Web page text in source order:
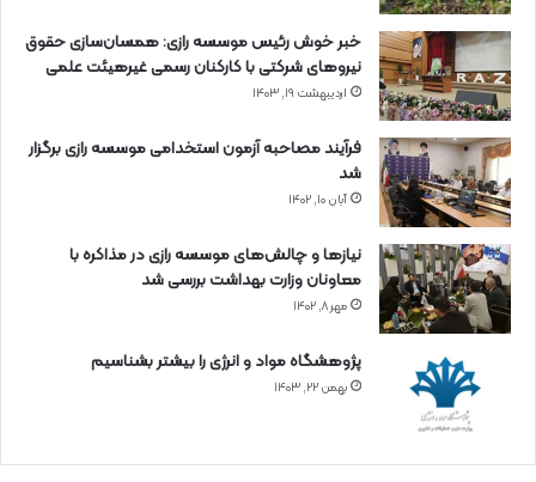
خبر خوش رئیس موسسه رازی: همسان‌سازی حقوق
نیروهای شرکتی با کارکنان رسمی غیرهیئت علمی
اردیبهشت ۱۹, ۱۴۰۳
فرآیند مصاحبه آزمون استخدامی موسسه رازی برگزار
شد
آبان ۱۰, ۱۴۰۲
نیازها و چالش‌های موسسه رازی در مذاکره با
معاونان وزارت بهداشت بررسی شد
مهر ۸, ۱۴۰۲
پژوهشگاه مواد و انرژی را بیشتر بشناسیم
بهمن ۲۲, ۱۴۰۳